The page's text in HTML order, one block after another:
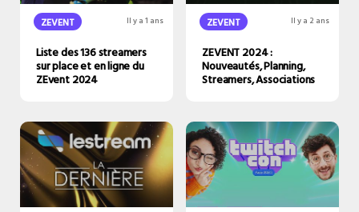
ZEVENT Il y a 1 ans
Liste des 136 streamers
sur place et en ligne du
ZEvent 2024
ZEVENT Il y a 2 ans
ZEVENT 2024 :
Nouveautés, Planning,
Streamers, Associations